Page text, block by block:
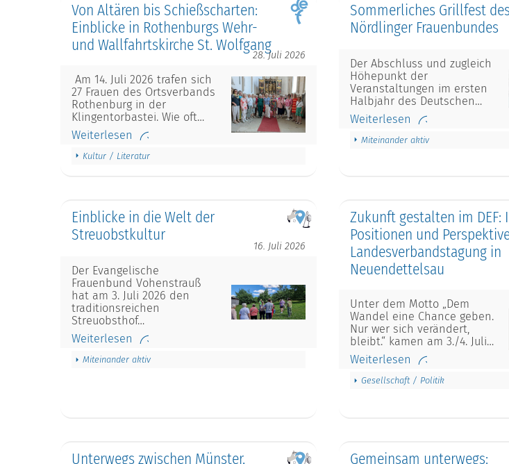
Von Altären bis Schießscharten:
Einblicke in Rothenburgs Wehr-
und Wallfahrtskirche St. Wolfgang
28. Juli 2026
Am 14. Juli 2026 trafen sich
27 Frauen des Ortsverbands
Rothenburg in der
Klingentorbastei. Wie oft…
Weiterlesen
Kultur / Literatur
Sommerliches Grillfest des
Nördlinger Frauenbundes
Der Abschluss und zugleich
Höhepunkt der
Veranstaltungen im ersten
Halbjahr des Deutschen…
Weiterlesen
Miteinander aktiv
Einblicke in die Welt der
Streuobstkultur
16. Juli 2026
Der Evangelische
Frauenbund Vohenstrauß
hat am 3. Juli 2026 den
traditionsreichen
Streuobsthof…
Weiterlesen
Miteinander aktiv
Zukunft gestalten im DEF:
Positionen und
Landesverbandstagung in
Neuendettelsau
Unter dem Motto „Dem
Wandel eine Chance geben.
Nur wer sich verändert,
bleibt.“ kamen am 3./4. Juli…
Weiterlesen
Gesellschaft / Politik
Unterwegs zwischen Münster, Gemeinsam unterwegs: